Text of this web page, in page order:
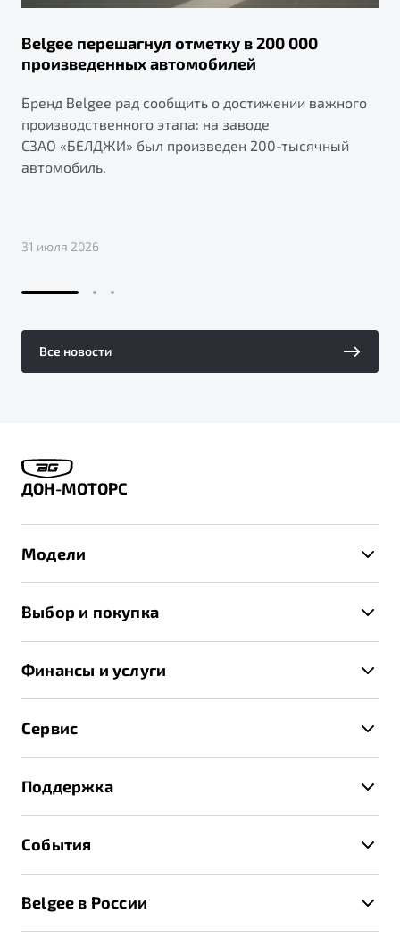
Belgee перешагнул отметку в 200 000
произведенных автомобилей
Бренд Belgee рад сообщить о достижении важного
производственного этапа: на заводе
СЗАО «БЕЛДЖИ» был произведен 200-тысячный
автомобиль.
31 июля 2026
Все новости
ДОН-МОТОРС
Модели
X70
Выбор и покупка
Спецпредложения и Акции
Записаться на тест-драйв
Получить предложение
Финансы и услуги
Трейд-ин
Страхование
Расчет КАСКО
Сервис
Руководство по эксплуатации
Техническое обслуживание
Калькулятор ТО
Поддержка
Помощь на дорогах
Belgee Линк
События
Контакты
Belgee в России